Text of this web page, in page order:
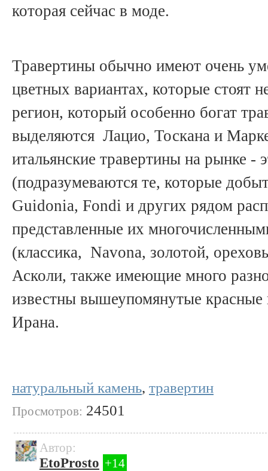
которая сейчас в моде.
Травертины обычно имеют очень
цветных вариантах, которые стоят
регион, который особенно богат
выделяются Лацио, Тоскана и
итальянские травертины на рынке -
(подразумеваются те, которые
Guidonia, Fondi и других рядом
представленные их
(классика, Navona, золотой,
Асколи, также имеющие много
известны вышеупомянутые
Ирана.
натуральный камень, травертин
Просмотров: 24501
Автор:
EtoProsto +14